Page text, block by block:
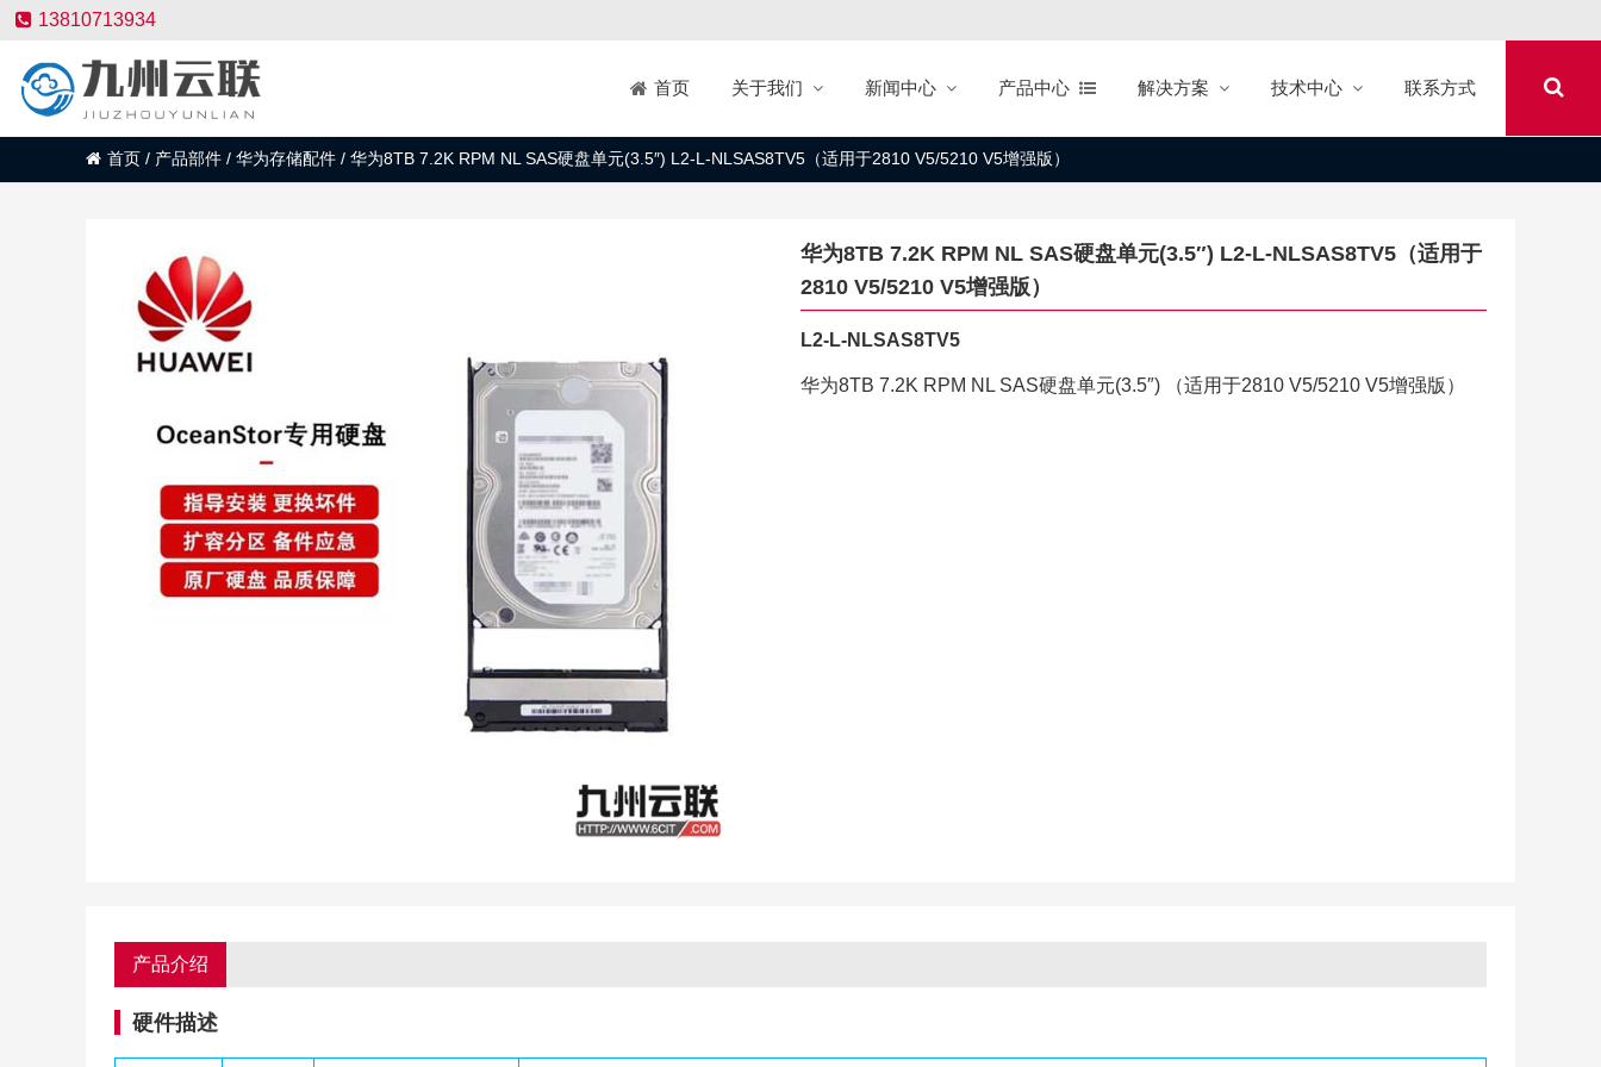
13810713934
首页 关于我们 新闻中心 产品中心 解决方案 技术中心 联系方式
首页 / 产品部件 / 华为存储配件 / 华为8TB 7.2K RPM NL SAS硬盘单元(3.5″) L2-L-NLSAS8TV5（适用于2810 V5/5210 V5增强版）
华为8TB 7.2K RPM NL SAS硬盘单元(3.5″) L2-L-NLSAS8TV5（适用于
2810 V5/5210 V5增强版）
L2-L-NLSAS8TV5
华为8TB 7.2K RPM NL SAS硬盘单元(3.5″) （适用于2810 V5/5210 V5增强版）
产品介绍
硬件描述